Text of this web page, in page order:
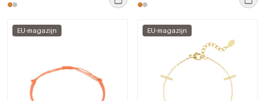
EU-magazijn EU-magazijn